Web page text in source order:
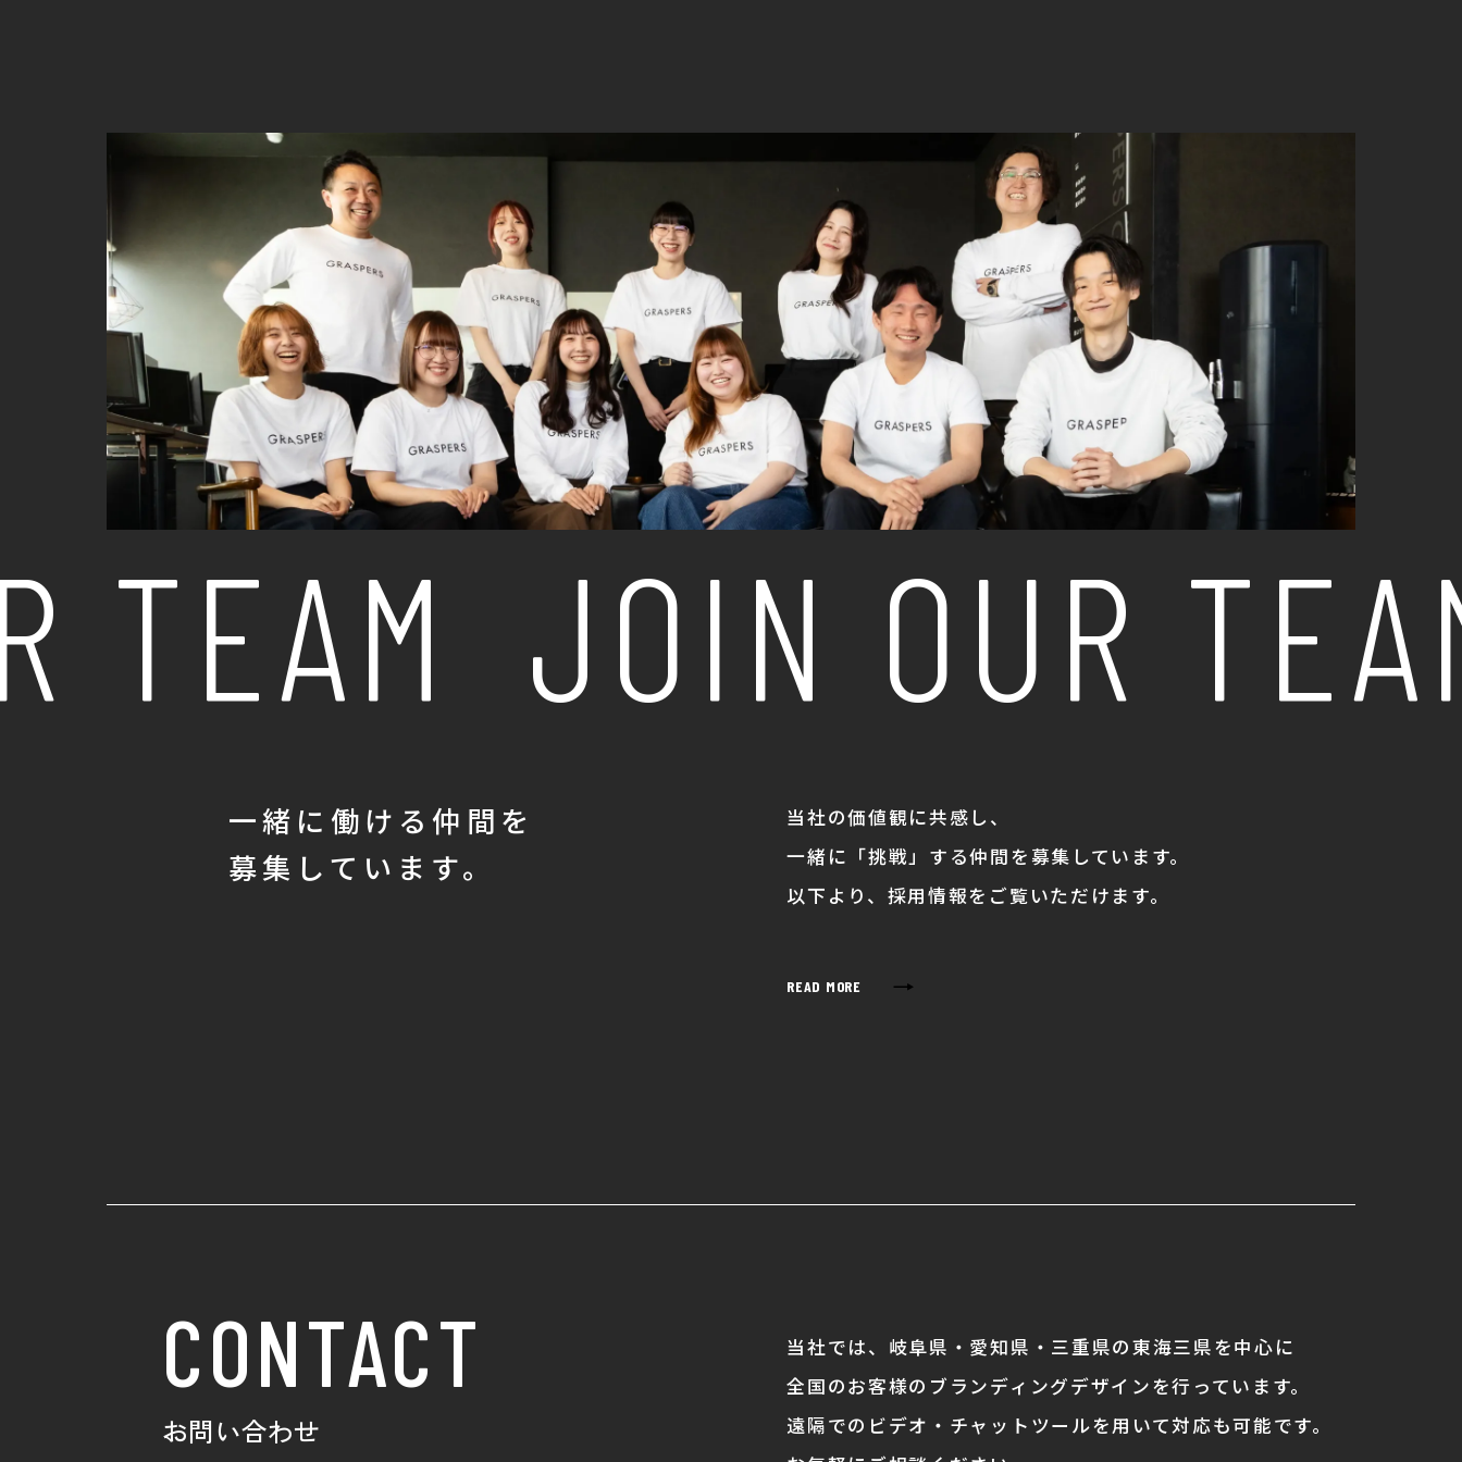
JOIN OUR TEAM
一緒に働ける仲間を
募集しています。
当社の価値観に共感し、
一緒に「挑戦」する仲間を募集しています。
以下より、採用情報をご覧いただけます。
READ MORE →
CONTACT
お問い合わせ
当社では、岐阜県・愛知県・三重県の東海三県を中心に
全国のお客様のブランディングデザインを行っています。
遠隔でのビデオ・チャットツールを用いて対応も可能です。